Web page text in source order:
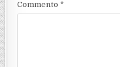
Commento *